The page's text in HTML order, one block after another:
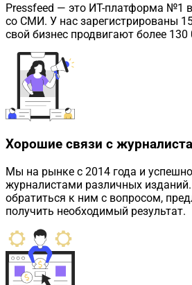
Pressfeed — это ИТ-платформа №1
со СМИ. У нас зарегистрированы
свой бизнес продвигают более 130
Хорошие связи с
Мы на рынке с 2014 года и
журналистами различных
обратиться к ним с вопросом,
получить необходимый результат.